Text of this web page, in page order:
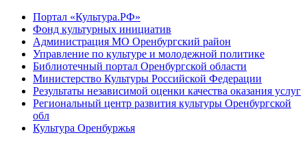
Портал «Культура.РФ»
Фонд культурных инициатив
Администрация МО Оренбургский район
Управление по культуре и молодежной политике
Библиотечный портал Оренбургской области
Министерство Культуры Российской Федерации
Результаты независимой оценки качества оказания услуг
Региональный центр развития культуры Оренбургской
обл
Культура Оренбуржья